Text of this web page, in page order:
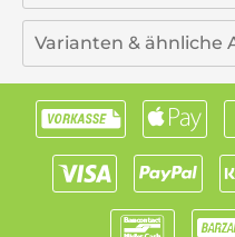
Varianten & ähnliche